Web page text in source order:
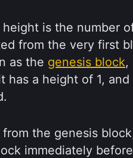
height is the number
from the very first
as the genesis block,
has a height of 1,
the genesis
immediately